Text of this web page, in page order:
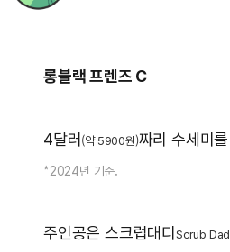
롱블랙 프렌즈 C
4달러 (약 5900원)짜리 수세미
*2024년 기준.
주인공은 스크럽대디 Scrub